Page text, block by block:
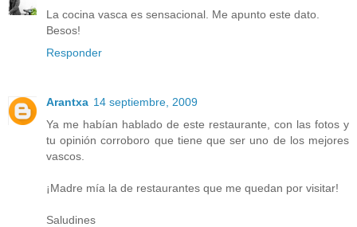
La cocina vasca es sensacional. Me apunto este dato.
Besos!
Responder
Arantxa 14 septiembre, 2009
Ya me habían hablado de este restaurante, con las fotos y
tu opinión corroboro que tiene que ser uno de los mejores
vascos.
¡Madre mía la de restaurantes que me quedan por visitar!
Saludines